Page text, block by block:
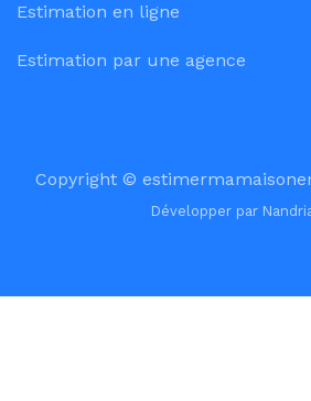
Estimation en ligne
Estimation par une agence
Copyright ©
Développer par